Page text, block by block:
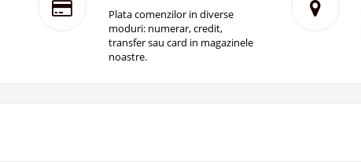
Plata comenzilor in diverse
moduri: numerar, credit,
transfer sau card in magazinele
noastre.